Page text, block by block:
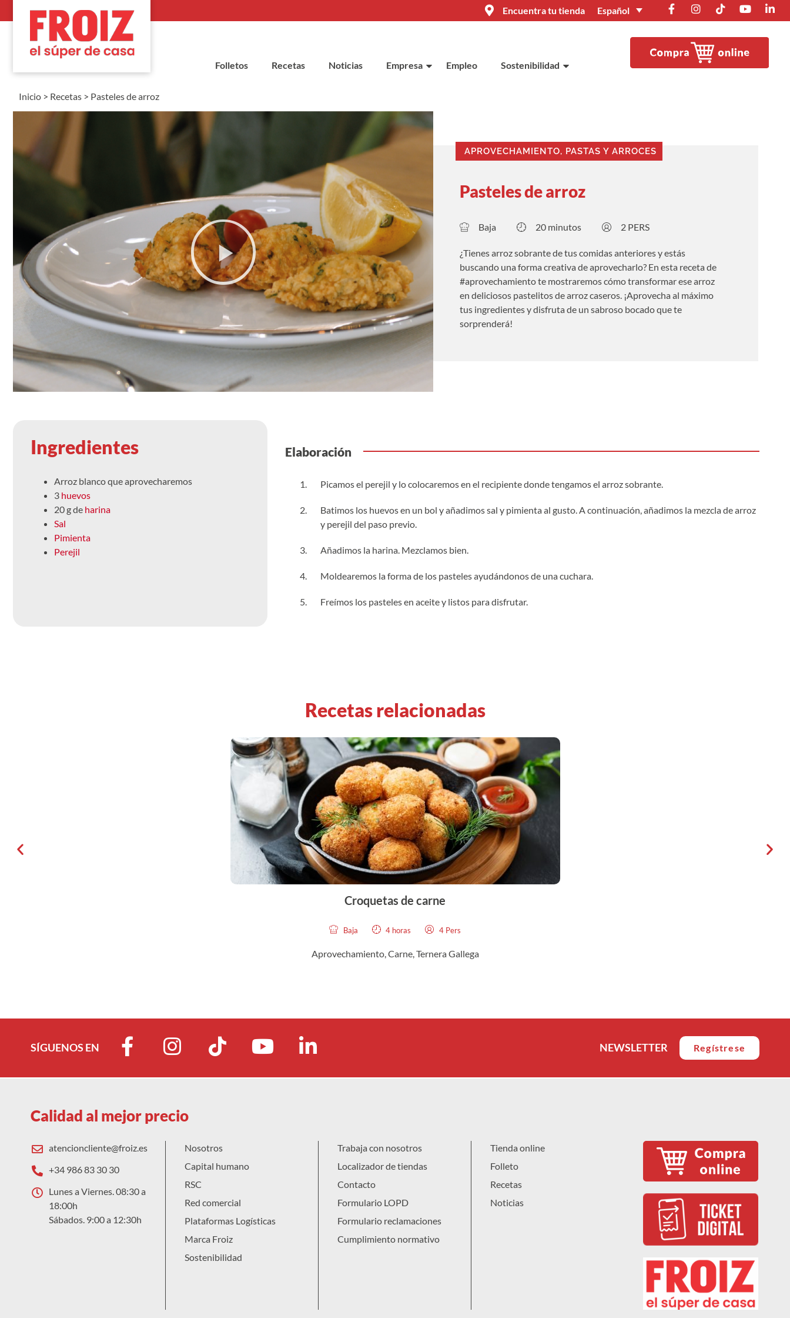
Encuentra tu tienda Español
Folletos Recetas Noticias Empresa Empleo Sostenibilidad
Inicio > Recetas > Pasteles de arroz
APROVECHAMIENTO, PASTAS Y ARROCES
Pasteles de arroz
Baja 20 minutos 2 PERS
¿Tienes arroz sobrante de tus comidas anteriores y estás
buscando una forma creativa de aprovecharlo? En esta receta de
#aprovechamiento te mostraremos cómo transformar ese arroz
en deliciosos pastelitos de arroz caseros. ¡Aprovecha al máximo
tus ingredientes y disfruta de un sabroso bocado que te
sorprenderá!
Ingredientes
Arroz blanco que aprovecharemos
3 huevos
20 g de harina
Sal
Pimienta
Perejil
Elaboración
Picamos el perejil y lo colocaremos en el recipiente donde tengamos el arroz sobrante.
Batimos los huevos en un bol y añadimos sal y pimienta al gusto. A continuación, añadimos la mezcla de arroz
y perejil del paso previo.
Añadimos la harina. Mezclamos bien.
Moldearemos la forma de los pasteles ayudándonos de una cuchara.
Freímos los pasteles en aceite y listos para disfrutar.
Recetas relacionadas
Croquetas de carne
Baja 4 horas 4 Pers
Aprovechamiento,Carne, Ternera Gallega
SÍGUENOS EN NEWSLETTER Regístrese
Calidad al mejor precio
atencioncliente@froiz.es
+34 986 83 30 30
Lunes a Viernes. 08:30 a
18:00h
Sábados. 9:00 a 12:30h
Nosotros
Capital humano
RSC
Red comercial
Plataformas Logísticas
Marca Froiz
Sostenibilidad
Trabaja con nosotros
Localizador de tiendas
Contacto
Formulario LOPD
Formulario reclamaciones
Cumplimiento normativo
Tienda online
Folleto
Recetas
Noticias